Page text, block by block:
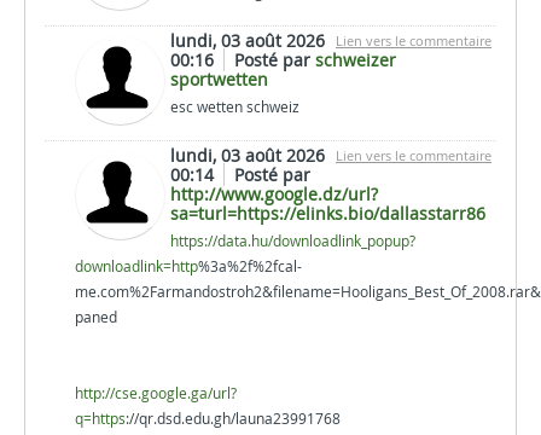
Lien vers le commentaire
lundi, 03 août 2026
00:16
Posté par schweizer
sportwetten
esc wetten schweiz
Lien vers le commentaire
lundi, 03 août 2026
00:14
Posté par
http://www.google.dz/url?
sa=turl=https://elinks.bio/dallasstarr86
https://data.hu/downloadlink_popup?
downloadlink=http%3a%2f%2fcal-
paned
http://cse.google.ga/url?
q=https://qr.dsd.edu.gh/launa23991768